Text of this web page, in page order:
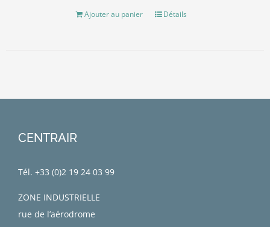
Ajouter au panier Détails
CENTRAIR
Tél. +33 (0)2 19 24 03 99
ZONE INDUSTRIELLE
rue de l’aérodrome